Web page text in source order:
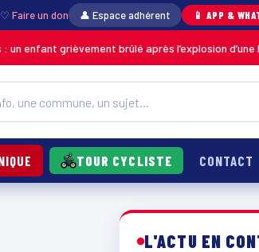
♡ Faire un don 👤 Espace adhérent 📱 APP &
grièvement brûlé après l’explosion d’une balle
TOUR CYCLISTE CONTACT
L'ACTU EN